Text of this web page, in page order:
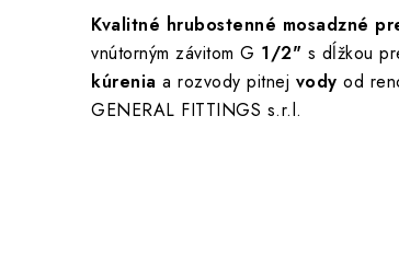
Kvalitné hrubostenné mosadzné
vnútorným závitom G 1/2" s dĺžkou
kúrenia a rozvody pitnej vody od
GENERAL FITTINGS s.r.l.